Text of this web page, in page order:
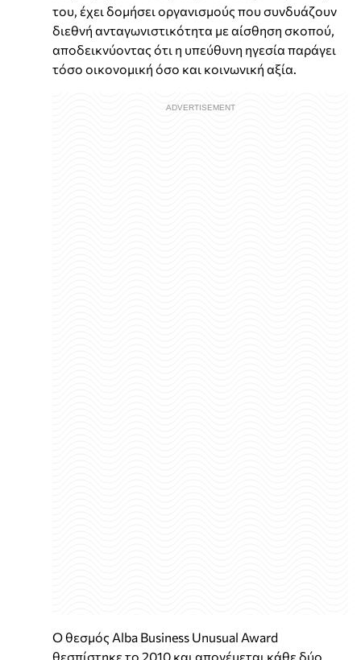
του, έχει δομήσει οργανισμούς που συνδυάζουν
διεθνή ανταγωνιστικότητα με αίσθηση σκοπού,
αποδεικνύοντας ότι η υπεύθυνη ηγεσία παράγει
τόσο οικονομική όσο και κοινωνική αξία.
Ο θεσμός Alba Business Unusual Award
θεσπίστηκε το 2010 και απονέμεται κάθε δύο